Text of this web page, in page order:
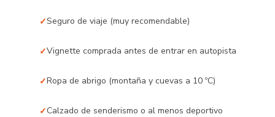
Seguro de viaje (muy recomendable)
Vignette comprada antes de entrar en autopista
Ropa de abrigo (montaña y cuevas a 10 ºC)
Calzado de senderismo o al menos deportivo